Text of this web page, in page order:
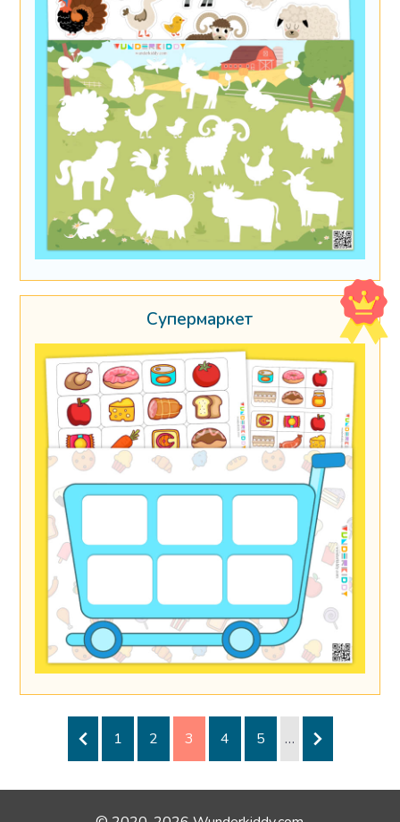
Супермаркет
1 2 3 4 5 …